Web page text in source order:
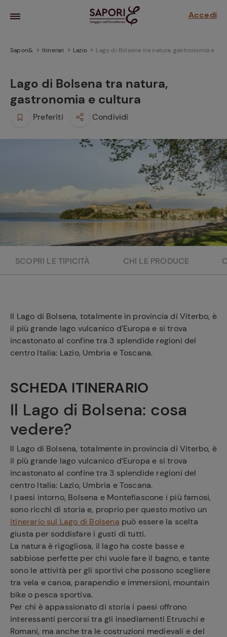
Accedi
il
Sapori& Itinerari Lazio Lago di Bolsena tra natura, gastronomia e
Lago di Bolsena tra natura,
gastronomia e cultura
Preferiti Condividi
SCOPRI LE TIPICITÀ CHI LE PRODUCE
Il Lago di Bolsena, totalmente in provincia di Viterbo, è
il più grande lago vulcanico d’Europa e si trova
incastonato al confine tra 3 splendide regioni del
centro Italia: Lazio, Umbria e Toscana.
SCHEDA ITINERARIO
Il Lago di Bolsena: cosa
vedere?
Il Lago di Bolsena, totalmente in provincia di Viterbo, è
il più grande lago vulcanico d’Europa e si trova
incastonato al confine tra 3 splendide regioni del
centro Italia: Lazio, Umbria e Toscana.
I paesi intorno, Bolsena e Montefiascone i più famosi,
sono ricchi di storia e, proprio per questo motivo un
itinerario sul Lago di Bolsena può essere la scelta
giusta per soddisfare i gusti di tutti.
La natura è rigogliosa, il lago ha coste basse e
sabbiose perfette per chi vuole fare il bagno, e tante
sono le attività per gli sportivi che possono scegliere
tra vela e canoa, parapendio e immersioni, mountain
bike o pesca sportiva.
Per chi è appassionato di storia i paesi offrono
interessanti percorsi tra gli insediamenti Etruschi e
Romani, ma anche tra le costruzioni medievali e del